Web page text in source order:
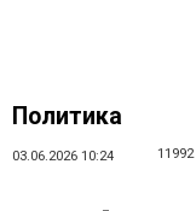
Политика
03.06.2026 10:24 11992